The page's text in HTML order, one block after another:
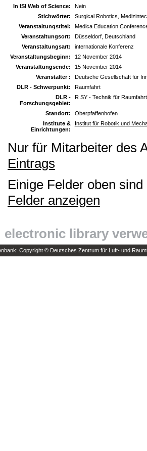
In ISI Web of Science:
Nein
Stichwörter:
Surgical Robotics,
Veranstaltungstitel:
Medica Education
Veranstaltungsort:
Düsseldorf, Deutschland
Veranstaltungsart:
internationale Konferenz
Veranstaltungsbeginn:
12 November 2014
Veranstaltungsende:
15 November 2014
Veranstalter :
Deutsche Gesellschaft für
DLR - Schwerpunkt:
Raumfahrt
DLR -
Forschungsgebiet:
R SY - Technik für
Standort:
Oberpfaffenhofen
Institute &
Einrichtungen:
Institut für Robotik und
Nur für Mitarbeiter des
Eintrags
Einige Felder oben
Felder anzeigen
electronic library
Copyright © Deutsches Zentrum für Luft- und